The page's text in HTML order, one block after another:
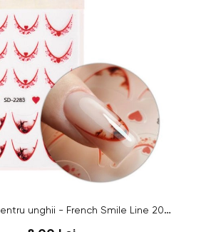
Autocolante pentru unghii - French Smile Line 20 buc, roşu - SD2283